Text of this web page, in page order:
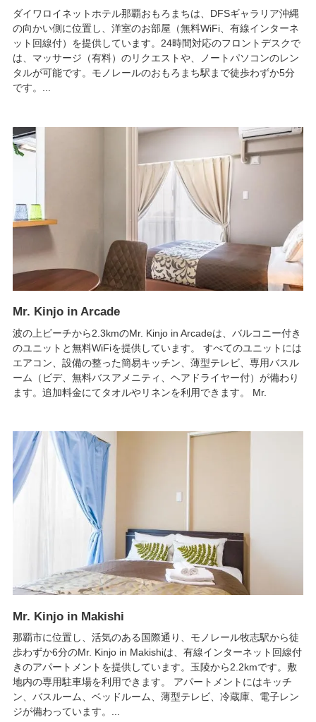
ダイワロイネットホテル那覇おもろまちは、DFSギャラリア沖縄
の向かい側に位置し、洋室のお部屋（無料WiFi、有線インターネ
ット回線付）を提供しています。24時間対応のフロントデスクで
は、マッサージ（有料）のリクエストや、ノートパソコンのレン
タルが可能です。モノレールのおもろまち駅まで徒歩わずか5分
です。...
Mr. Kinjo in Arcade
波の上ビーチから2.3kmのMr. Kinjo in Arcadeは、バルコニー付き
のユニットと無料WiFiを提供しています。 すべてのユニットには
エアコン、設備の整った簡易キッチン、薄型テレビ、専用バスル
ーム（ビデ、無料バスアメニティ、ヘアドライヤー付）が備わり
ます。追加料金にてタオルやリネンを利用できます。 Mr.
Mr. Kinjo in Makishi
那覇市に位置し、活気のある国際通り、モノレール牧志駅から徒
歩わずか6分のMr. Kinjo in Makishiは、有線インターネット回線付
きのアパートメントを提供しています。玉陵から2.2kmです。敷
地内の専用駐車場を利用できます。 アパートメントにはキッチ
ン、バスルーム、ベッドルーム、薄型テレビ、冷蔵庫、電子レン
ジが備わっています。...